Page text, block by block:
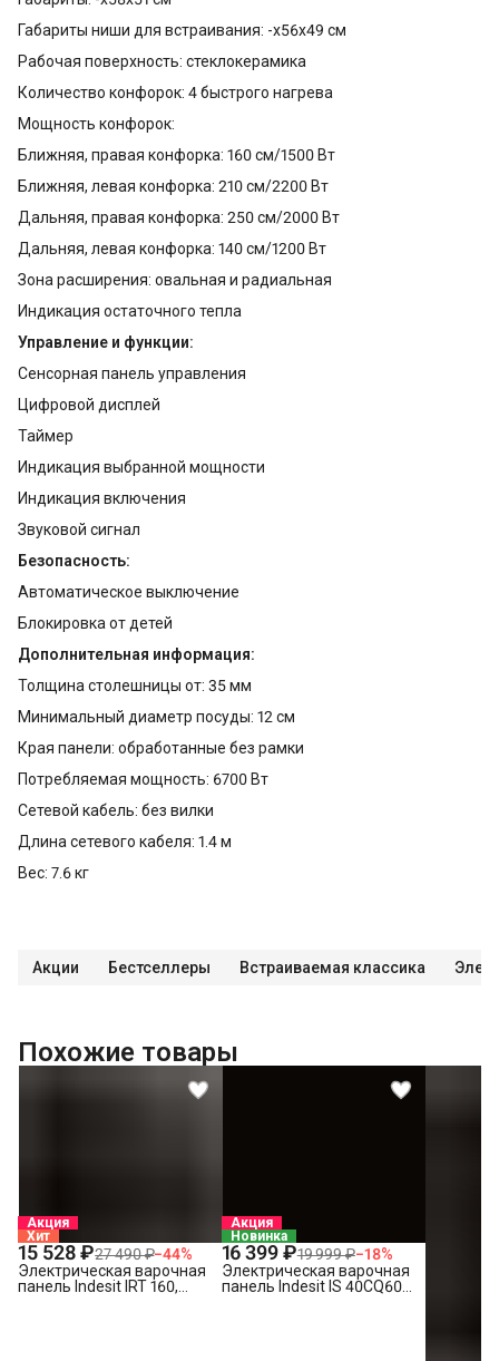
Габариты ниши для встраивания: -x56x49 см
Рабочая поверхность: стеклокерамика
Количество конфорок: 4 быстрого нагрева
Мощность конфорок:
Ближняя, правая конфорка: 160 см/1500 Вт
Ближняя, левая конфорка: 210 см/2200 Вт
Дальняя, правая конфорка: 250 см/2000 Вт
Дальняя, левая конфорка: 140 см/1200 Вт
Зона расширения: овальная и радиальная
Индикация остаточного тепла
Управление и функции:
Сенсорная панель управления
Цифровой дисплей
Таймер
Индикация выбранной мощности
Индикация включения
Звуковой сигнал
Безопасность:
Автоматическое выключение
Блокировка от детей
Дополнительная информация:
Толщина столешницы от: 35 мм
Минимальный диаметр посуды: 12 см
Края панели: обработанные без рамки
Потребляемая мощность: 6700 Вт
Сетевой кабель: без вилки
Длина сетевого кабеля: 1.4 м
Вес: 7.6 кг
Акции Бестселлеры Встраиваемая классика
Похожие товары
Акция
Хит
15 528 ₽27 490 ₽−44%
Электрическая варочная
панель Indesit IRT 160,
Акция
Новинка
16 399 ₽19 999 ₽−18%
Электрическая варочная
панель Indesit IS 40CQ60